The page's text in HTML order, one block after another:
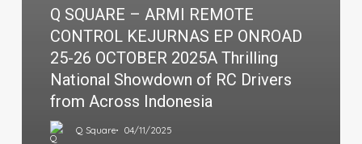
Q SQUARE – ARMI REMOTE
CONTROL KEJURNAS EP ONROAD
25-26 OCTOBER 2025A Thrilling
National Showdown of RC Drivers
from Across Indonesia
Q Square 04/11/2025